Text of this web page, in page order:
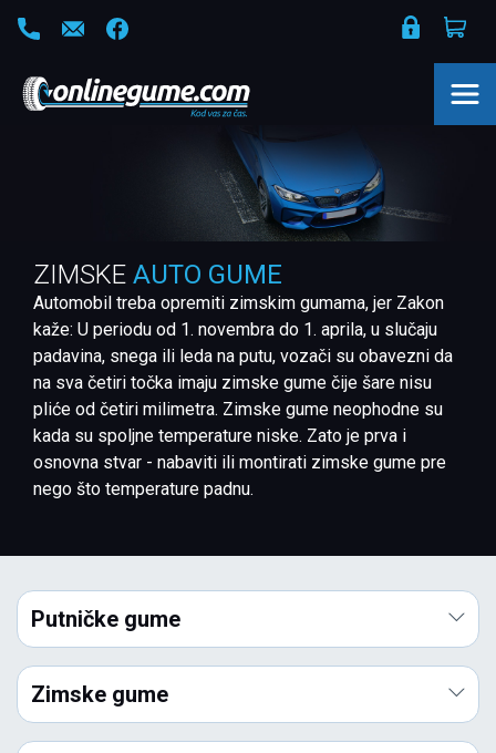
ZIMSKE AUTO GUME
Automobil treba opremiti zimskim gumama, jer Zakon
kaže: U periodu od 1. novembra do 1. aprila, u slučaju
padavina, snega ili leda na putu, vozači su obavezni da
na sva četiri točka imaju zimske gume čije šare nisu
pliće od četiri milimetra. Zimske gume neophodne su
kada su spoljne temperature niske. Zato je prva i
osnovna stvar - nabaviti ili montirati zimske gume pre
nego što temperature padnu.
Putničke gume
Zimske gume